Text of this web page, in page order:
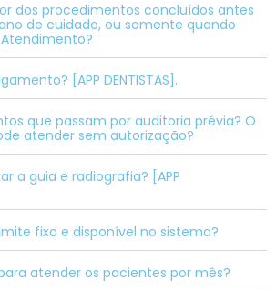
dos procedimentos concluídos antes
de cuidado, ou somente quando
[APP DENTISTAS].
que passam por auditoria prévia? O
atender sem autorização?
a guia e radiografia? [APP
fixo e disponível no sistema?
atender os pacientes por mês?